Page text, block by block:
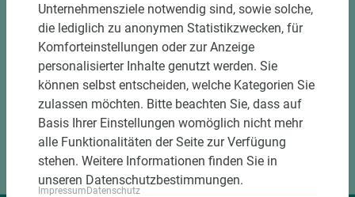
DOWNLOADS
Unternehmensziele notwendig sind, sowie solche,
die lediglich zu anonymen Statistikzwecken, für
Komforteinstellungen oder zur Anzeige
personalisierter Inhalte genutzt werden. Sie
können selbst entscheiden, welche Kategorien Sie
zulassen möchten. Bitte beachten Sie, dass auf
Basis Ihrer Einstellungen womöglich nicht mehr
alle Funktionalitäten der Seite zur Verfügung
stehen. Weitere Informationen finden Sie in
unseren Datenschutzbestimmungen.
ImpressumDatenschutz